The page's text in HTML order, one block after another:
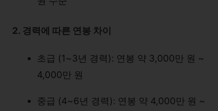
2. 경력에 따른 연봉 차이
초급 (1~3년 경력): 연봉 약 3,000만 원 ~
4,000만 원
중급 (4~6년 경력): 연봉 약 4,000만 원 ~